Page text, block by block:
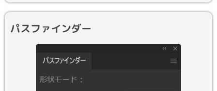
パスファインダー